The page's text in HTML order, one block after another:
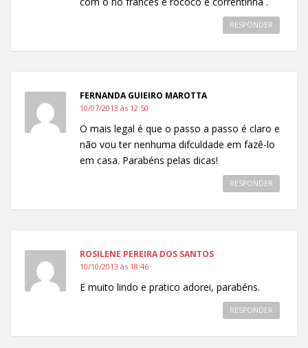
RESPONDER
FERNANDA GUIEIRO MAROTTA
10/07/2013 às 12:50
O mais legal é que o passo a passo é claro e
não vou ter nenhuma difculdade em fazê-lo
em casa. Parabéns pelas dicas!
RESPONDER
ROSILENE PEREIRA DOS SANTOS
10/10/2013 às 18:46
E muito lindo e pratico adorei, parabéns.
RESPONDER